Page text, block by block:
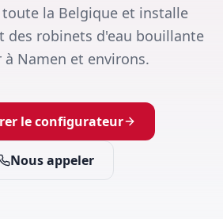
la Belgique et installe
des robinets d'eau bouillante
à Namen et environs.
le configurateur
Nous appeler